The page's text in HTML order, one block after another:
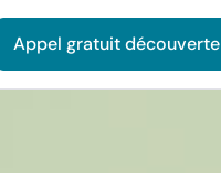
Appel gratuit découverte